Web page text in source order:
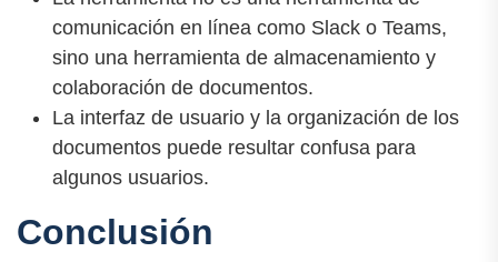
comunicación en línea como Slack o Teams,
sino una herramienta de almacenamiento y
colaboración de documentos.
La interfaz de usuario y la organización de los
documentos puede resultar confusa para
algunos usuarios.
Conclusión